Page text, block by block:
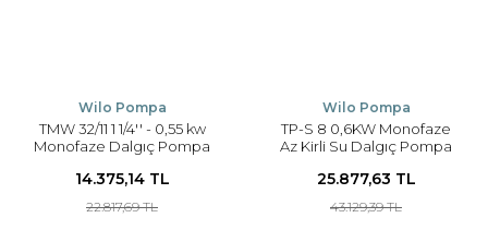
Wilo Pompa
TMW 32/11 1 1/4'' - 0,55 kw
Monofaze Dalgıç Pompa
14.375,14 TL
22.817,69 TL
Wilo Pompa
TP-S 8 0,6KW Monofaze
Az Kirli Su Dalgıç Pompa
25.877,63 TL
43.129,39 TL